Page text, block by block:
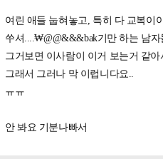
여린 애들 눕혀놓고, 특히 다 교복이
쑤셔....₩@@&&&bak기만 하는 남자
그거보면 이사람이 이거 보는거 같아
그래서 그러나 막 이럽니다요..
ㅠㅠ
안 봐요 기분나빠서